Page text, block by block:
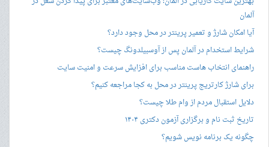
آلمان
آیا امکان شارژ و تعمیر پرینتر در محل وجود دارد؟
شرایط استخدام در آلمان پس از آوسبیلدونگ چیست؟
راهنمای انتخاب هاست مناسب برای افزایش سرعت و امنیت سایت
برای شارژ کارتریج پرینتر در محل به کجا مراجعه کنیم؟
دلایل استقبال مردم از وام طلا چیست؟
تاریخ ثبت نام و برگزاری آزمون دکتری ۱۴۰۴
چگونه یک برنامه نویس شویم؟